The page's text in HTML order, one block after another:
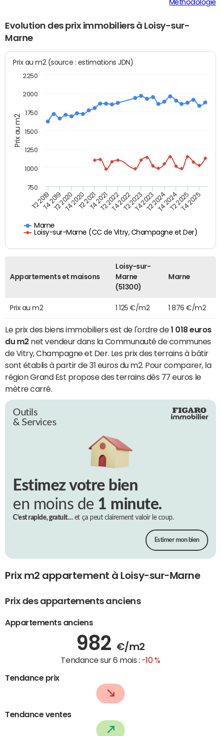
Méthodologie
Evolution des prix immobiliers à Loisy-sur-
Marne
Prix au m2
Prix au m2 (source : estimations JDN)
Marne
Loisy-sur-Marne (CC de Vitry, Champagne et Der)
T2 2019T4 2019T2 2020T4 2020T2 2021T4 2021T2 2022T4 2022T2 2023T4 2023T2 2024T4 2024T2 2025T4 2025
750
1000
1250
1500
1750
2000
2250
Appartements et maisons
Loisy-sur-
Marne
(51300)
Marne
Prix au m2 1 125 €/m2 1 876 €/m2
Le prix des biens immobiliers est de l'ordre de1 018 euros
du m2 net vendeur dans la Communauté de communes
de Vitry, Champagne et Der. Les prix des terrains à bâtir
sont établis à partir de 31 euros du m2. Pour comparer, la
région Grand Est propose des terrains dès 77 euros le
mètre carré.
Outils
& Services
Estimez votre bien
en moins de 1 minute.
C’est rapide, gratuit…et ça peut clairement valoir le coup.
Estimer mon bien
Prix m2 appartement à Loisy-sur-Marne
Prix des appartements anciens
Appartements anciens
982 €/m2
Tendance sur 6 mois : -10 %
Tendance prix
Tendance ventes